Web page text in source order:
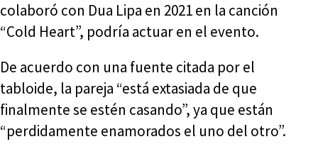
colaboró con Dua Lipa en 2021 en la canción
“Cold Heart”, podría actuar en el evento.
De acuerdo con una fuente citada por el
tabloide, la pareja “está extasiada de que
finalmente se estén casando”, ya que están
“perdidamente enamorados el uno del otro”.